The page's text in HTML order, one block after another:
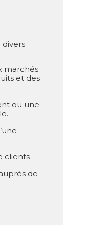
divers
marchés
et des
ou une
clients
de